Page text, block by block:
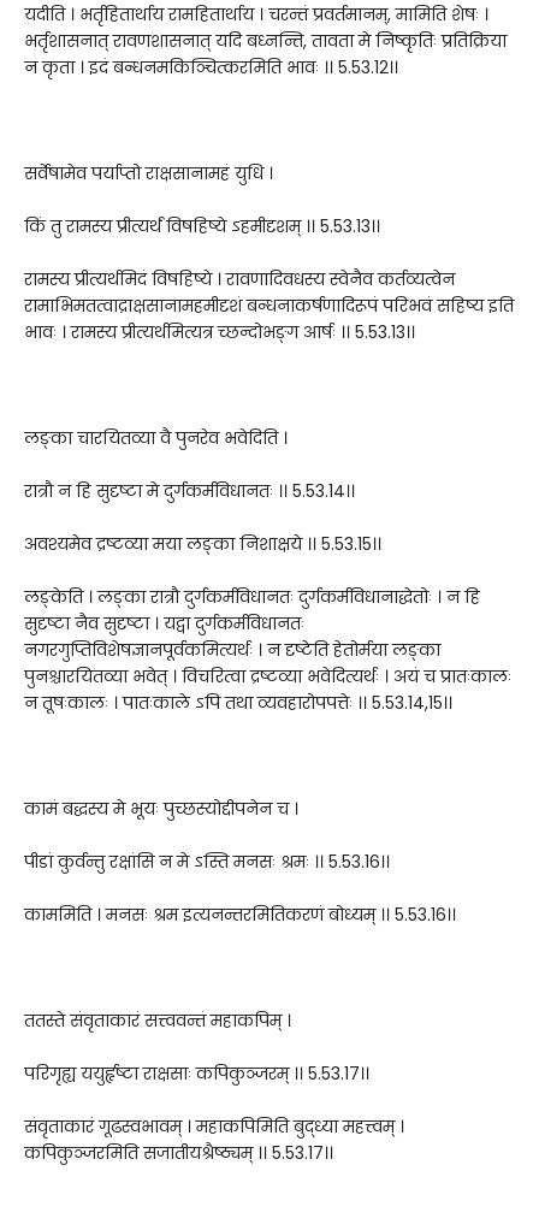
यदीति । भर्तृहितार्थाय रामहितार्थाय । चरन्तं प्रवर्तमानम्, मामिति शेषः ।
भर्तृशासनात् रावणशासनात् यदि बध्नन्ति, तावता मे निष्कृतिः प्रतिक्रिया
न कृता । इदं बन्धनमकिञ्चित्करमिति भावः ।। 5.53.12।।
सर्वेषामेव पर्याप्तो राक्षसानामहं युधि ।
किं तु रामस्य प्रीत्यर्थं विषहिष्ये ऽहमीदृशम् ।। 5.53.13।।
रामस्य प्रीत्यर्थमिदं विषहिष्ये । रावणादिवधस्य स्वेनैव कर्तव्यत्वेन
रामाभिमतत्वाद्राक्षसानामहमीदृशं बन्धनाकर्षणादिरूपं परिभवं सहिष्य इति
भावः । रामस्य प्रीत्यर्थमित्यत्र च्छन्दोभङ्ग आर्षः ।। 5.53.13।।
लङ्का चारयितव्या वै पुनरेव भवेदिति ।
रात्रौ न हि सुदृष्टा मे दुर्गकर्मविधानतः ।। 5.53.14।।
अवश्यमेव द्रष्टव्या मया लङ्का निशाक्षये ।। 5.53.15।।
लङ्केति । लङ्का रात्रौ दुर्गकर्मविधानतः दुर्गकर्मविधानाद्धेतोः । न हि
सुदृष्टा नैव सुदृष्टा । यद्वा दुर्गकर्मविधानतः
नगरगुप्तिविशेषज्ञानपूर्वकमित्यर्थः । न दृष्टेति हेतोर्मया लङ्का
पुनश्चारयितव्या भवेत् । विचरित्वा द्रष्टव्या भवेदित्यर्थः । अयं च प्रातःकालः
न तूषःकालः । पातःकाले ऽपि तथा व्यवहारोपपत्तेः ।। 5.53.14,15।।
कामं बद्धस्य मे भूयः पुच्छस्योद्दीपनेन च ।
पीडां कुर्वन्तु रक्षांसि न मे ऽस्ति मनसः श्रमः ।। 5.53.16।।
काममिति । मनसः श्रम इत्यनन्तरमितिकरणं बोध्यम् ।। 5.53.16।।
ततस्ते संवृताकारं सत्त्ववन्तं महाकपिम् ।
परिगृह्य ययुर्हृष्टा राक्षसाः कपिकुञ्जरम् ।। 5.53.17।।
संवृताकारं गूढस्वभावम् । महाकपिमिति बुद्ध्या महत्त्वम् ।
कपिकुञ्जरमिति सजातीयश्रैष्ठ्यम् ।। 5.53.17।।